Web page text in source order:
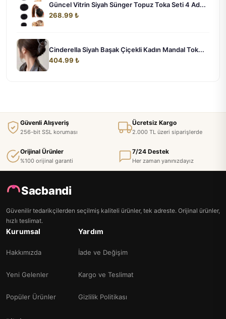
Güncel Vitrin Siyah Sünger Topuz Toka Seti 4 Ad...
268.99 ₺
Cinderella Siyah Başak Çiçekli Kadın Mandal Tok...
404.99 ₺
Güvenli Alışveriş
256-bit SSL koruması
Ücretsiz Kargo
2.000 TL üzeri siparişlerde
Orijinal Ürünler
%100 orijinal garanti
7/24 Destek
Her zaman yanınızdayız
Sacbandi
Güvenilir tedarikçilerden seçilmiş kaliteli ürünler, tek adreste. Orijinal ürünler,
hızlı teslimat.
Kurumsal
Hakkımızda
Yeni Gelenler
Popüler Ürünler
Yardım
İade ve Değişim
Kargo ve Teslimat
Gizlilik Politikası